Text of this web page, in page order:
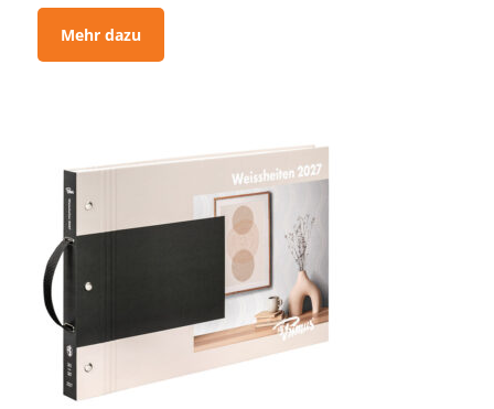
Mehr dazu